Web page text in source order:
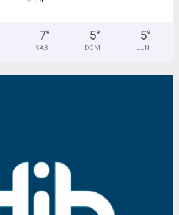
7°
SAB
5°
DOM
5°
LUN